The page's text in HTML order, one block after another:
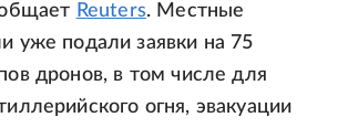
Reuters. Местные
уже подали заявки на 75
дронов, в том числе для
огня, эвакуации